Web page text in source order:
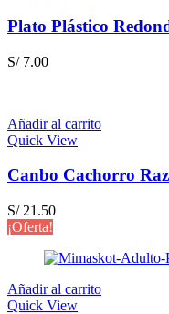
Plato Plástico
S/7.00
Añadir al carrito
Quick View
Canbo Cachorro
S/21.50
¡Oferta!
Añadir al carrito
Quick View